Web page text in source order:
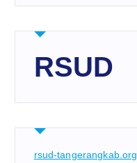
RSUD
rsud-tangerangkab.org